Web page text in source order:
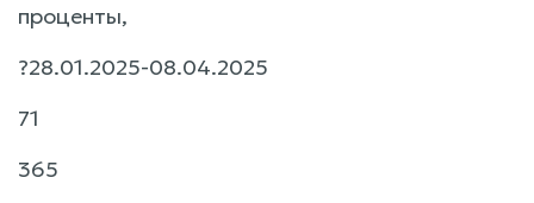
проценты,
?28.01.2025-08.04.2025
71
365